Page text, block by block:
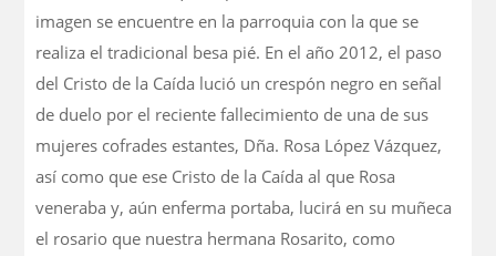
imagen se encuentre en la parroquia con la que se
realiza el tradicional besa pié. En el año 2012, el paso
del Cristo de la Caída lució un crespón negro en señal
de duelo por el reciente fallecimiento de una de sus
mujeres cofrades estantes, Dña. Rosa López Vázquez,
así como que ese Cristo de la Caída al que Rosa
veneraba y, aún enferma portaba, lucirá en su muñeca
el rosario que nuestra hermana Rosarito, como